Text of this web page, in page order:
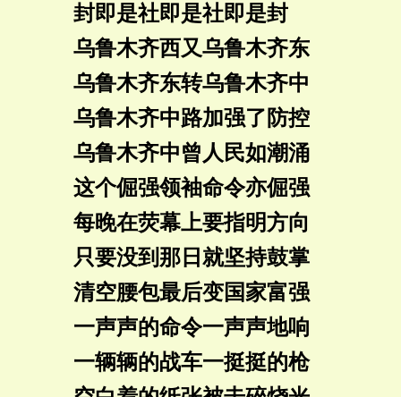
封即是社即是社即是封
乌鲁木齐西又乌鲁木齐东
乌鲁木齐东转乌鲁木齐中
乌鲁木齐中路加强了防控
乌鲁木齐中曾人民如潮涌
这个倔强领袖命令亦倔强
每晚在荧幕上要指明方向
只要没到那日就坚持鼓掌
清空腰包最后变国家富强
一声声的命令一声声地响
一辆辆的战车一挺挺的枪